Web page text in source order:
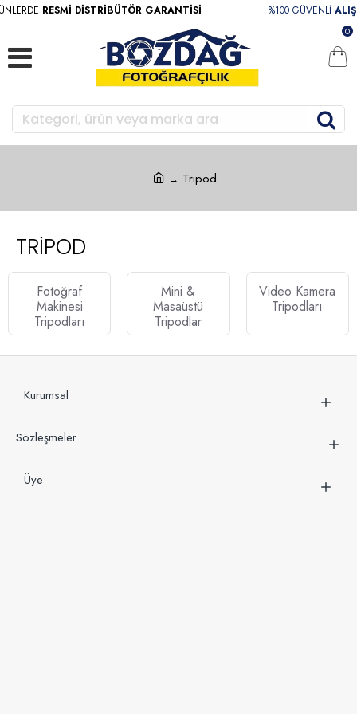
RESMİ DİSTRİBÜTÖR GARANTİSİ %100 GÜVENLİ
0
Tripod
TRIPOD
Fotoğraf
Makinesi
Tripodları
Mini &
Masaüstü
Tripodlar
Video Kamera
Tripodları
Kurumsal
Sözleşmeler
Üye